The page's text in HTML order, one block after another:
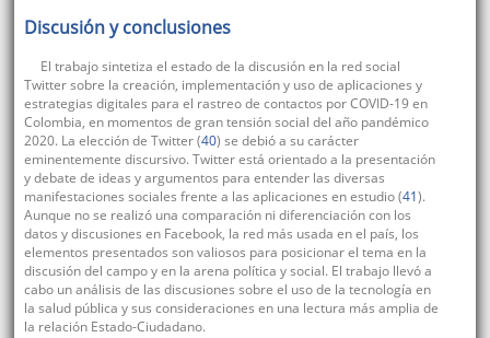
Discusión y conclusiones
El trabajo sintetiza el estado de la discusión en la red social
Twitter sobre la creación, implementación y uso de aplicaciones y
estrategias digitales para el rastreo de contactos por COVID-19 en
Colombia, en momentos de gran tensión social del año pandémico
2020. La elección de Twitter (40) se debió a su carácter
eminentemente discursivo. Twitter está orientado a la presentación
y debate de ideas y argumentos para entender las diversas
manifestaciones sociales frente a las aplicaciones en estudio (41).
Aunque no se realizó una comparación ni diferenciación con los
datos y discusiones en Facebook, la red más usada en el país, los
elementos presentados son valiosos para posicionar el tema en la
discusión del campo y en la arena política y social. El trabajo llevó a
cabo un análisis de las discusiones sobre el uso de la tecnología en
la salud pública y sus consideraciones en una lectura más amplia de
la relación Estado-Ciudadano.